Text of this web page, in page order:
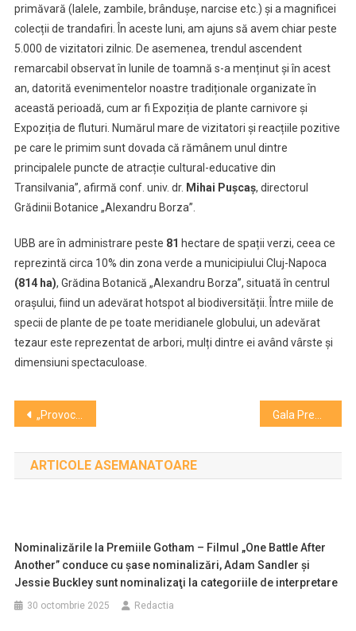
primăvară (lalele, zambile, brândușe, narcise etc.) și a magnificei
colecții de trandafiri. În aceste luni, am ajuns să avem chiar peste
5.000 de vizitatori zilnic. De asemenea, trendul ascendent
remarcabil observat în lunile de toamnă s-a menținut și în acest
an, datorită evenimentelor noastre tradiționale organizate în
această perioadă, cum ar fi Expoziția de plante carnivore și
Expoziția de fluturi. Numărul mare de vizitatori și reacțiile pozitive
pe care le primim sunt dovada că rămânem unul dintre
principalele puncte de atracție cultural-educative din
Transilvania”, afirmă conf. univ. dr. Mihai Pușcaș, directorul
Grădinii Botanice „Alexandru Borza”.
UBB are în administrare peste 81 hectare de spații verzi, ceea ce
reprezintă circa 10% din zona verde a municipiului Cluj-Napoca
(814 ha), Grădina Botanică „Alexandru Borza”, situată în centrul
orașului, fiind un adevărat hotspot al biodiversității. Între miile de
specii de plante de pe toate meridianele globului, un adevărat
tezaur este reprezentat de arbori, mulți dintre ei având vârste și
dimensiuni spectaculoase.
Navigare
în
articole
„Provocări și Soluții în Educația Contemporană”, primul mare eveniment dedicat educației în 2024 la Cluj+Vezi speakerii Gala Premiilor Gopo 2024. Peste 30 de lungmetraje intră în cursa pentru nominalizări
ARTICOLE ASEMANATOARE
Nominalizările la Premiile Gotham – Filmul „One Battle After
Another” conduce cu şase nominalizări, Adam Sandler şi
Jessie Buckley sunt nominalizaţi la categoriile de interpretare
30 octombrie 2025 Redactia